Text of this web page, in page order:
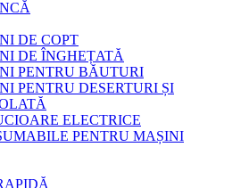
DE COPT
DE ÎNGHEȚATĂ
PENTRU BĂUTURI
PENTRU DESERTURI ȘI
ELECTRICE
PENTRU MAȘINI